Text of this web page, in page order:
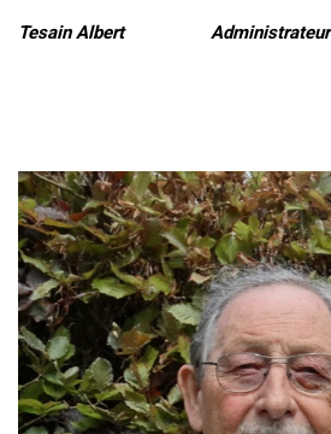
Tesain Albert Administrateur